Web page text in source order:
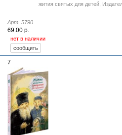
жития святых для детей
Арт. 5790
69.00 р.
нет в наличии
7